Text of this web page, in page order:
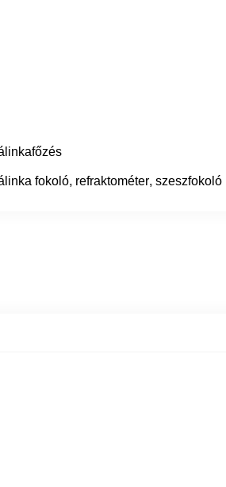
fokoló, refraktométer,szeszfokoló